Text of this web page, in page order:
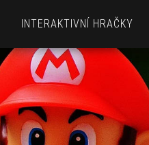
INTERAKTIVNÍ HRAČKY